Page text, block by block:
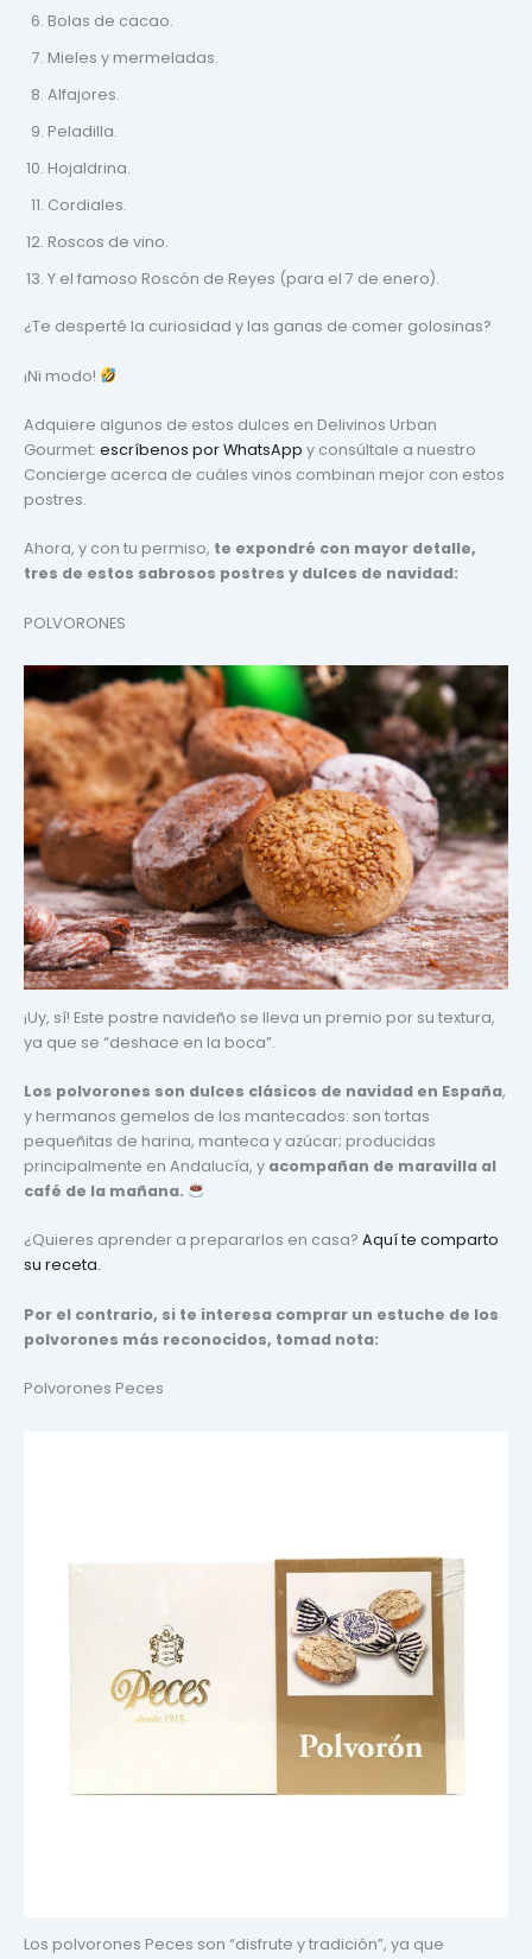
Bolas de cacao.
Mieles y mermeladas.
Alfajores.
Peladilla.
Hojaldrina.
Cordiales.
Roscos de vino.
Y el famoso Roscón de Reyes (para el 7 de enero).
¿Te desperté la curiosidad y las ganas de comer golosinas?
¡Ni modo!
Adquiere algunos de estos dulces en Delivinos Urban
Gourmet: escríbenos por WhatsApp y consúltale a nuestro
Concierge acerca de cuáles vinos combinan mejor con estos
postres.
Ahora, y con tu permiso, te expondré con mayor detalle,
tres de estos sabrosos postres y dulces de navidad:
POLVORONES
¡Uy, sí! Este postre navideño se lleva un premio por su textura,
ya que se “deshace en la boca”.
Los polvorones son dulces clásicos de navidad en España,
y hermanos gemelos de los mantecados: son tortas
pequeñitas de harina, manteca y azúcar; producidas
principalmente en Andalucía, y acompañan de maravilla al
café de la mañana.
¿Quieres aprender a prepararlos en casa? Aquí te comparto
su receta.
Por el contrario, si te interesa comprar un estuche de los
polvorones más reconocidos, tomad nota:
Polvorones Peces
Los polvorones Peces son “disfrute y tradición”, ya que